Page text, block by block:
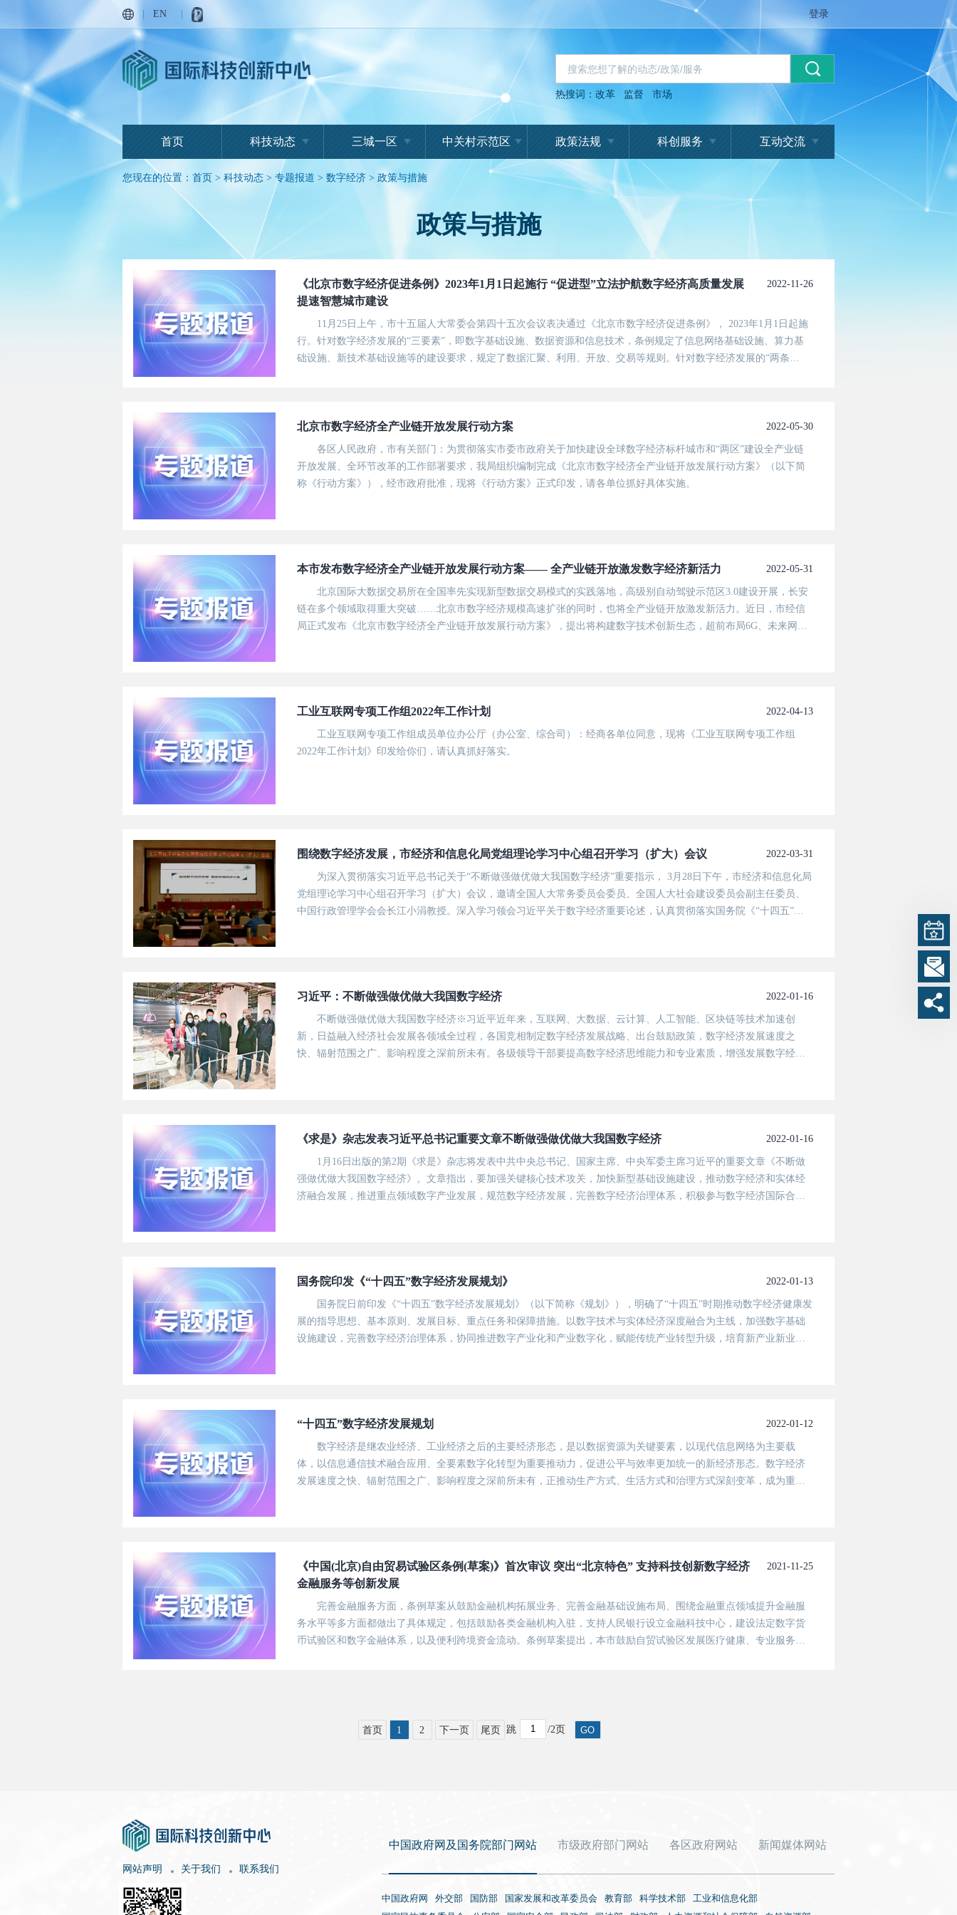
EN 登录
热搜词：改革 监督 市场
首页 科技动态 三城一区 中关村示范区 政策法规 科创服务 互动交流
您现在的位置： 首页 > 科技动态 > 专题报道 > 数字经济 > 政策与措施
政策与措施
2022-11-26
《北京市数字经济促进条例》2023年1月1日起施行 “促进型”立法护航数字经济高质量发展
提速智慧城市建设
11月25日上午，市十五届人大常委会第四十五次会议表决通过《北京市数字经济促进条例》， 2023年1月1日起施
行。针对数字经济发展的“三要素”，即数字基础设施、数据资源和信息技术，条例规定了信息网络基础设施、算力基
础设施、新技术基础设施等的建设要求，规定了数据汇聚、利用、开放、交易等规则。针对数字经济发展的“两条
2022-05-30
北京市数字经济全产业链开放发展行动方案
各区人民政府，市有关部门：为贯彻落实市委市政府关于加快建设全球数字经济标杆城市和“两区”建设全产业链
开放发展、全环节改革的工作部署要求，我局组织编制完成《北京市数字经济全产业链开放发展行动方案》（以下简
称《行动方案》），经市政府批准，现将《行动方案》正式印发，请各单位抓好具体实施。
2022-05-31
本市发布数字经济全产业链开放发展行动方案—— 全产业链开放激发数字经济新活力
北京国际大数据交易所在全国率先实现新型数据交易模式的实践落地，高级别自动驾驶示范区3.0建设开展，长安
链在多个领域取得重大突破……北京市数字经济规模高速扩张的同时，也将全产业链开放激发新活力。近日，市经信
局正式发布《北京市数字经济全产业链开放发展行动方案》，提出将构建数字技术创新生态，超前布局6G、未来网
2022-04-13
工业互联网专项工作组2022年工作计划
工业互联网专项工作组成员单位办公厅（办公室、综合司）：经商各单位同意，现将《工业互联网专项工作组
2022年工作计划》印发给你们，请认真抓好落实。
2022-03-31
围绕数字经济发展，市经济和信息化局党组理论学习中心组召开学习（扩大）会议
为深入贯彻落实习近平总书记关于“不断做强做优做大我国数字经济”重要指示， 3月28日下午，市经济和信息化局
党组理论学习中心组召开学习（扩大）会议，邀请全国人大常务委员会委员、全国人大社会建设委员会副主任委员、
中国行政管理学会会长江小涓教授。深入学习领会习近平关于数字经济重要论述，认真贯彻落实国务院《“十四五”数
2022-01-16
习近平：不断做强做优做大我国数字经济
不断做强做优做大我国数字经济※习近平近年来，互联网、大数据、云计算、人工智能、区块链等技术加速创
新，日益融入经济社会发展各领域全过程，各国竞相制定数字经济发展战略、出台鼓励政策，数字经济发展速度之
快、辐射范围之广、影响程度之深前所未有。各级领导干部要提高数字经济思维能力和专业素质，增强发展数字经济
2022-01-16
《求是》杂志发表习近平总书记重要文章不断做强做优做大我国数字经济
1月16日出版的第2期《求是》杂志将发表中共中央总书记、国家主席、中央军委主席习近平的重要文章《不断做
强做优做大我国数字经济》。文章指出，要加强关键核心技术攻关，加快新型基础设施建设，推动数字经济和实体经
济融合发展，推进重点领域数字产业发展，规范数字经济发展，完善数字经济治理体系，积极参与数字经济国际合
2022-01-13
国务院印发《“十四五”数字经济发展规划》
国务院日前印发《“十四五”数字经济发展规划》（以下简称《规划》），明确了“十四五”时期推动数字经济健康发
展的指导思想、基本原则、发展目标、重点任务和保障措施。以数字技术与实体经济深度融合为主线，加强数字基础
设施建设，完善数字经济治理体系，协同推进数字产业化和产业数字化，赋能传统产业转型升级，培育新产业新业态
2022-01-12
“十四五”数字经济发展规划
数字经济是继农业经济、工业经济之后的主要经济形态，是以数据资源为关键要素，以现代信息网络为主要载
体，以信息通信技术融合应用、全要素数字化转型为重要推动力，促进公平与效率更加统一的新经济形态。数字经济
发展速度之快、辐射范围之广、影响程度之深前所未有，正推动生产方式、生活方式和治理方式深刻变革，成为重组
2021-11-25
《中国(北京)自由贸易试验区条例(草案)》首次审议 突出“北京特色” 支持科技创新数字经济
金融服务等创新发展
完善金融服务方面，条例草案从鼓励金融机构拓展业务、完善金融基础设施布局、围绕金融重点领域提升金融服
务水平等多方面都做出了具体规定，包括鼓励各类金融机构入驻，支持人民银行设立金融科技中心，建设法定数字货
币试验区和数字金融体系，以及便利跨境资金流动。条例草案提出，本市鼓励自贸试验区发展医疗健康、专业服务、
首页 1 2 下一页 尾页 跳 /2页 GO
网站声明 关于我们 联系我们
中国政府网及国务院部门网站 市级政府部门网站 各区政府网站 新闻媒体网站
中国政府网 外交部 国防部 国家发展和改革委员会 教育部 科学技术部
工业和信息化部